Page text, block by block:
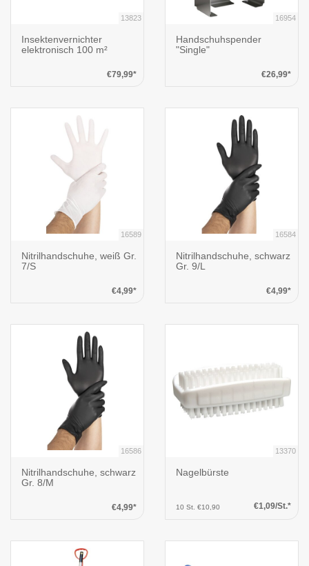
13823
Insektenvernichter
elektronisch 100 m²
€79,99*
16954
Handschuhspender
"Single"
€26,99*
16589
Nitrilhandschuhe, weiß Gr.
7/S
€4,99*
16584
Nitrilhandschuhe, schwarz
Gr. 9/L
€4,99*
16586
Nitrilhandschuhe, schwarz
Gr. 8/M
€4,99*
13370
Nagelbürste
10 St. €10,90 €1,09/St.*